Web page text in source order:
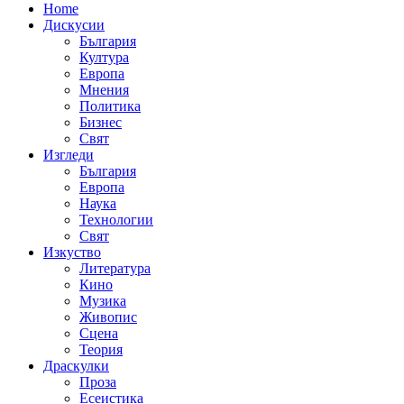
Home
Дискусии
България
Култура
Европа
Мнения
Политика
Бизнес
Свят
Изгледи
България
Европа
Наука
Технологии
Свят
Изкуство
Литература
Кино
Музика
Живопис
Сцена
Теория
Драскулки
Проза
Есеистика